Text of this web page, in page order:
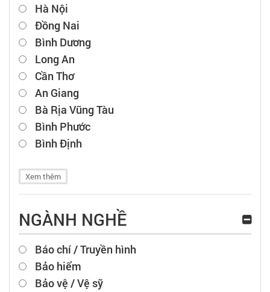
Hà Nội
Đồng Nai
Bình Dương
Long An
Cần Thơ
An Giang
Bà Rịa Vũng Tàu
Bình Phước
Bình Định
Xem thêm
NGÀNH NGHỀ
Báo chí / Truyền hình
Bảo hiểm
Bảo vệ / Vệ sỹ